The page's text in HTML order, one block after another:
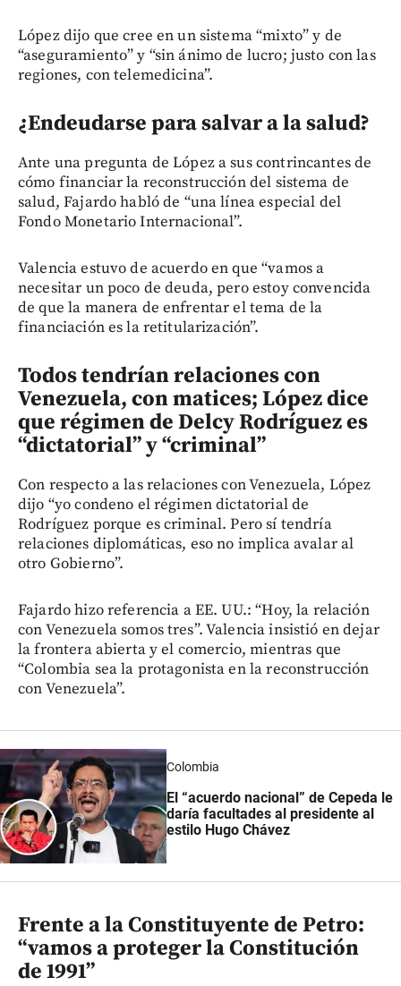
López dijo que cree en un sistema “mixto” y de
“aseguramiento” y “sin ánimo de lucro; justo con las
regiones, con telemedicina”.
¿Endeudarse para salvar a la salud?
Ante una pregunta de López a sus contrincantes de
cómo financiar la reconstrucción del sistema de
salud, Fajardo habló de “una línea especial del
Fondo Monetario Internacional”.
Valencia estuvo de acuerdo en que “vamos a
necesitar un poco de deuda, pero estoy convencida
de que la manera de enfrentar el tema de la
financiación es la retitularización”.
Todos tendrían relaciones con
Venezuela, con matices; López dice
que régimen de Delcy Rodríguez es
“dictatorial” y “criminal”
Con respecto a las relaciones con Venezuela, López
dijo “yo condeno el régimen dictatorial de
Rodríguez porque es criminal. Pero sí tendría
relaciones diplomáticas, eso no implica avalar al
otro Gobierno”.
Fajardo hizo referencia a EE. UU.: “Hoy, la relación
con Venezuela somos tres”. Valencia insistió en dejar
la frontera abierta y el comercio, mientras que
“Colombia sea la protagonista en la reconstrucción
con Venezuela”.
Colombia
El “acuerdo nacional” de Cepeda le
daría facultades al presidente al
estilo Hugo Chávez
Frente a la Constituyente de Petro:
“vamos a proteger la Constitución
de 1991”